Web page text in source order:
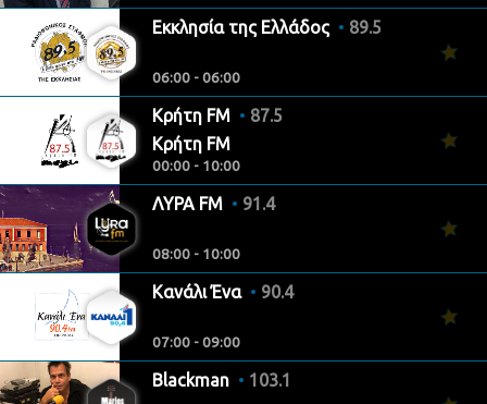
Εκκλησία της Ελλάδος 89.5
06:00 - 06:00
Κρήτη FM
87.5
Κρήτη FM
00:00 - 10:00
ΛΥΡΑ FM 91.4
08:00 - 10:00
Κανάλι Ένα 90.4
07:00 - 09:00
Blackman 103.1